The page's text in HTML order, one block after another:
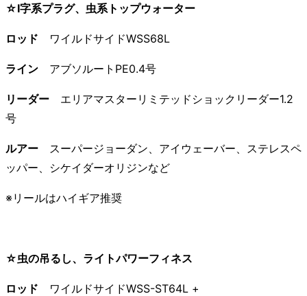
☆I字系プラグ、虫系トップウォーター
ロッド ワイルドサイドWSS68L
ライン アブソルートPE0.4号
リーダー エリアマスターリミテッドショックリーダー1.2
号
ルアー スーパージョーダン、アイウェーバー、ステレスペ
ッパー、シケイダーオリジンなど
※リールはハイギア推奨
☆虫の吊るし、ライトパワーフィネス
ロッド ワイルドサイドWSS-ST64L +